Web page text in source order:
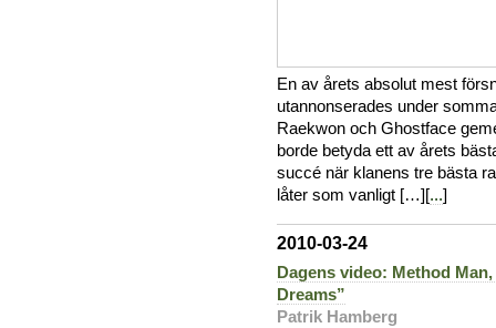
En av årets absolut mest
utannonserades under
Raekwon och Ghostface
borde betyda ett av årets
succé när klanens tre bästa
låter som vanligt […][...]
2010-03-24
Dagens video: Method
Dreams”
Patrik Hamberg